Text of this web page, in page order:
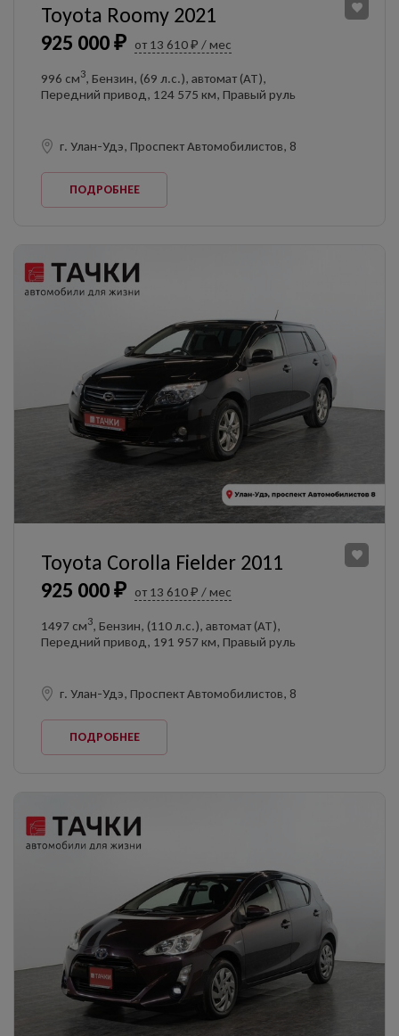
925 000 ₽ от 13 610 ₽ / мес
Toyota Roomy 2021
996 см3, Бензин, (69 л.с.), автомат (AT),
Передний привод, 124 575 км, Правый руль
г. Улан-Удэ, Проспект Автомобилистов, 8
ПОДРОБНЕЕ
925 000 ₽ от 13 610 ₽ / мес
Toyota Corolla Fielder 2011
1497 см3, Бензин, (110 л.с.), автомат (AT),
Передний привод, 191 957 км, Правый руль
г. Улан-Удэ, Проспект Автомобилистов, 8
ПОДРОБНЕЕ